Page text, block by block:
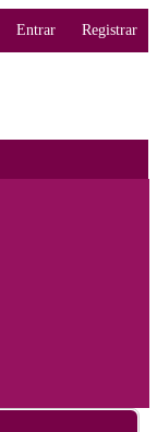
Entrar Registrar